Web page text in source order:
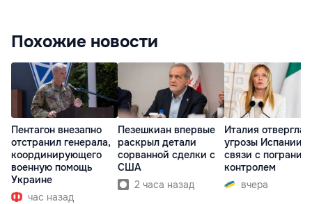
Похожие новости
Пентагон внезапно
отстранил генерала,
координирующего
военную помощь
Украине
час назад
Пезешкиан впервые
раскрыл детали
сорванной сделки с
США
2 часа назад
Италия отвергла
угрозы Испании в
связи с
контролем
вчера